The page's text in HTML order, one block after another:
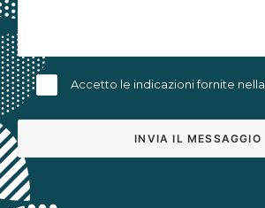
Accetto le indicazioni fornite nella